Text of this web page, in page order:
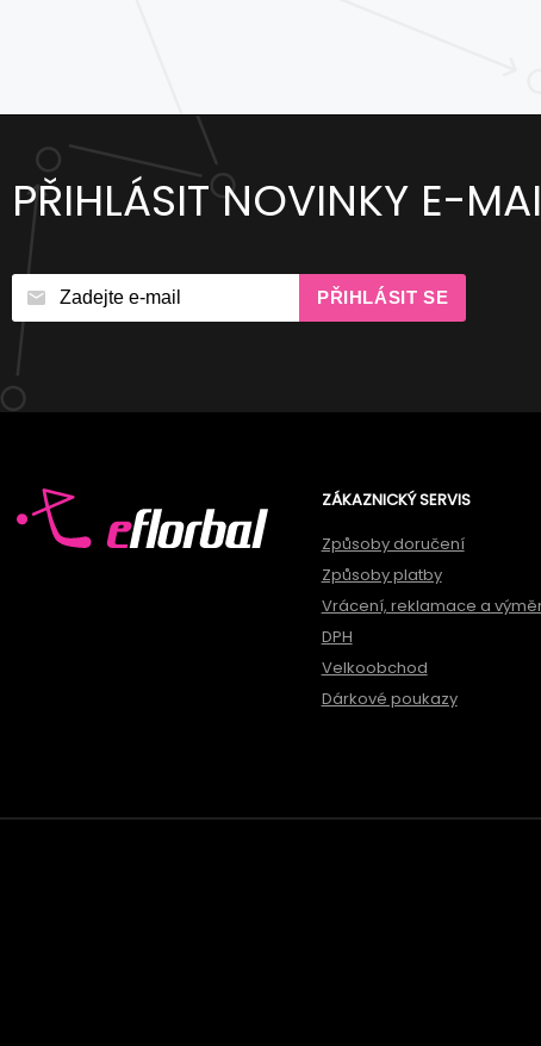
PŘIHLÁSIT NOVINKY E-
PŘIHLÁSIT SE
ZÁKAZNICKÝ SERVIS
Způsoby doručení
Způsoby platby
Vrácení, reklamace a
DPH
Velkoobchod
Dárkové poukazy